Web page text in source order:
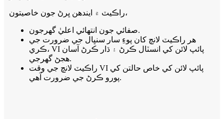
راڪيٽ ۾ ايندھن ڀرڻ جون خاصيتون،
صفائي جون انتهائي اعليٰ گهرجون.
هر راڪيٽ لانچ کان پوءِ سار سنڀال جي ضرورت جي
ڪري، VI پائپ لائن کي انسٽال ڪرڻ ۽ ڌار ڪرڻ آسان
هجڻ گهرجي.
راڪيٽ لانچ جي وقت VI پائپ لائن کي خاص حالتن کي
پورو ڪرڻ جي ضرورت آهي.